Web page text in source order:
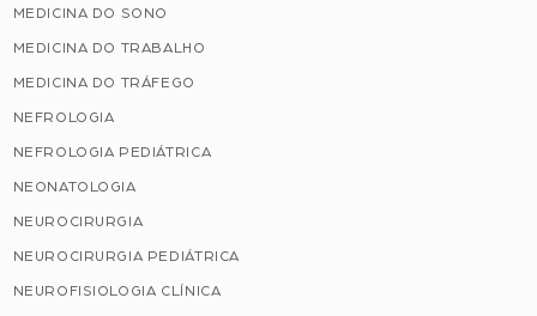
MEDICINA DO SONO
MEDICINA DO TRABALHO
MEDICINA DO TRÁFEGO
NEFROLOGIA
NEFROLOGIA PEDIÁTRICA
NEONATOLOGIA
NEUROCIRURGIA
NEUROCIRURGIA PEDIÁTRICA
NEUROFISIOLOGIA CLÍNICA